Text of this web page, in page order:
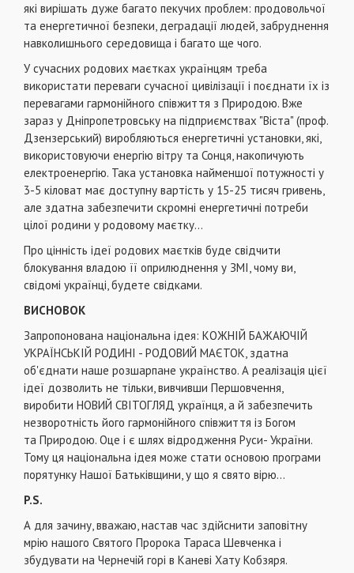
які вирішать дуже багато пекучих проблем: продовольчої
та енергетичної безпеки, деградації людей, забруднення
навколишнього середовища і багато ще чого.
У сучасних родових маєтках українцям треба
використати переваги сучасної цивілізації і поєднати їх із
перевагами гармонійного співжиття з Природою. Вже
зараз у Дніпропетровську на підприємствах "Віста" (проф.
Дзензерський) виробляються енергетичні установки, які,
використовуючи енергію вітру та Сонця, накопичують
електроенергію. Така установка найменшої потужності у
3-5 кіловат має доступну вартість у 15-25 тисяч гривень,
але здатна забезпечити скромні енергетичні потреби
цілої родини у родовому маєтку...
Про цінність ідеї родових маєтків буде свідчити
блокування владою її оприлюднення у ЗМІ, чому ви,
свідомі українці, будете свідками.
ВИСНОВОК
Запропонована національна ідея: КОЖНІЙ БАЖАЮЧІЙ
УКРАЇНСЬКІЙ РОДИНІ - РОДОВИЙ МАЄТОК, здатна
об'єднати наше розшарпане українство. А реалізація цієї
ідеї дозволить не тільки, вивчивши Першовчення,
виробити НОВИЙ СВІТОГЛЯД українця, а й забезпечить
незворотність його гармонійного співжиття із Богом
та Природою. Оце і є шлях відродження Руси- України.
Тому ця національна ідея може стати основою програми
порятунку Нашої Батьківщини, у що я свято вірю...
P.S.
А для зачину, вважаю, настав час здійснити заповітну
мрію нашого Святого Пророка Тараса Шевченка і
збудувати на Чернечій горі в Каневі Хату Кобзяря.